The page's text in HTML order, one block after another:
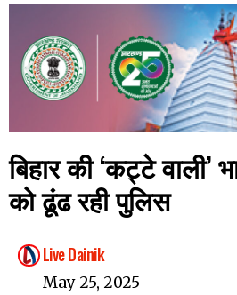
बिहार की ‘कट्टे
को ढूंढ रही पुलिस
Live Dainik
May 25, 2025